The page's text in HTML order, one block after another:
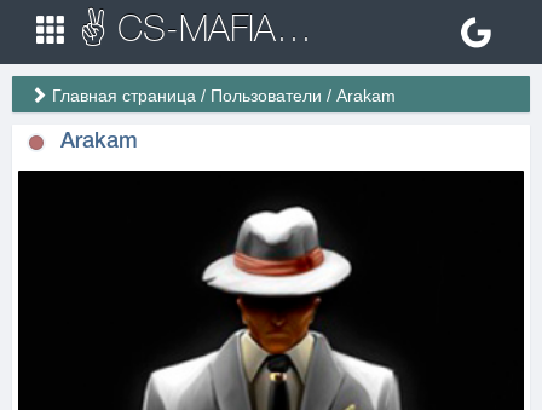
✌ CS-MAFIA.RU ✌ Игровые сервера Counter Strike 1.6
Главная страница / Пользователи / Arakam
Arakam